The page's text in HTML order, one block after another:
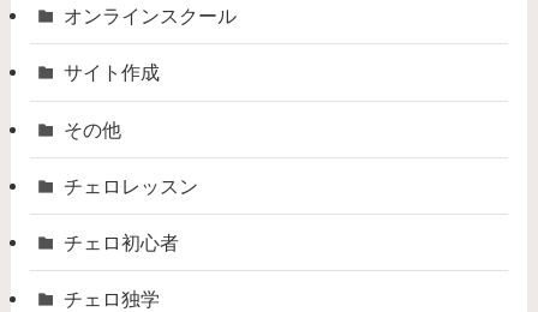
オンラインスクール
サイト作成
その他
チェロレッスン
チェロ初心者
チェロ独学